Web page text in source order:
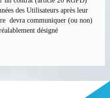
des Utilisateurs après leur
devra communiquer (ou non)
désigné